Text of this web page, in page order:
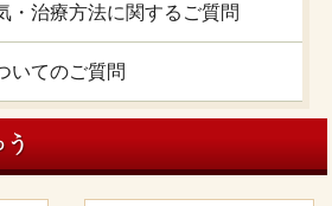
・治療方法に関するご質問
いてのご質問